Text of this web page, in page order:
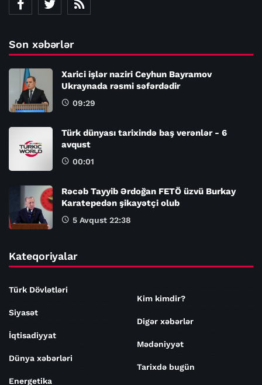
Son xəbərlər
Xarici işlər naziri Ceyhun Bayramov
Ukraynada rəsmi səfərdədir
09:29
Türk dünyası tarixində baş verənlər - 6
avqust
00:01
Rəcəb Tayyib Ərdoğan FETÖ üzvü Burkay
Karatepedən şikayətçi olub
5 Avqust 22:38
Kateqoriyalar
Türk Dövlətləri
Siyasət
İqtisadiyyat
Dünya xəbərləri
Energetika
Kim kimdir?
Digər xəbərlər
Mədəniyyət
Tarixdə bugün